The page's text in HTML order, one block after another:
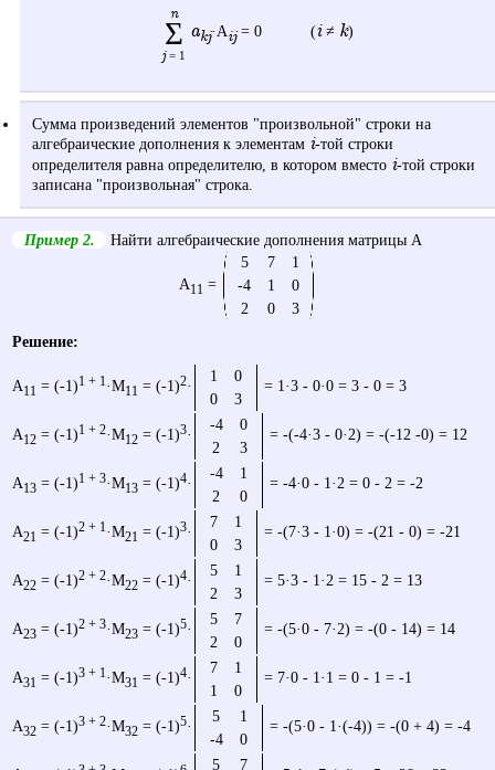
n
Σ akj·Aij= 0 (i≠ k)
j= 1
Сумма произведений элементов "произвольной" строки на
алгебраические дополнения к элементам i-той строки
определителя равна определителю, в котором вместо i-той строки
записана "произвольная" строка.
Пример 2. Найти алгебраические дополнения матрицы A
A11 =
5 7
1
-4
1
0
2
0
3
Решение:
A11 = (-1)1 + 1·M11 = (-1)2·
1
0
0
3
= 1·3 - 0·0 = 3 - 0 = 3
A12= (-1)1 + 2·M12= (-1)3·
-4
0
2
3
= -(-4·3 - 0·2) = -(-12 -0) = 12
A13= (-1)1 + 3·M13= (-1)4·
-4
1
2
0
= -4·0 - 1·2 = 0 - 2 = -2
A21 = (-1)2 + 1·M21 = (-1)3·
7
1
0
3
= -(7·3 - 1·0) = -(21 - 0) = -21
A22= (-1)2 + 2·M22= (-1)4·
5
1
2
3
= 5·3 - 1·2 = 15 - 2 = 13
A23= (-1)2 + 3·M23= (-1)5·
5
7
2
0
= -(5·0 - 7·2) = -(0 - 14) = 14
A31 = (-1)3 + 1·M31 = (-1)4·
7
1
1
0
= 7·0 - 1·1 = 0 - 1 = -1
A32= (-1)3 + 2·M32= (-1)5·
5
1
-4
0
= -(5·0 - 1·(-4)) = -(0 + 4) = -4
5
7